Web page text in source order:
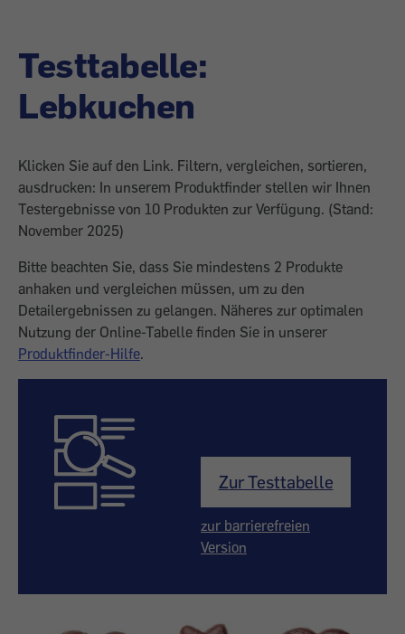
Testtabelle:
Lebkuchen
Klicken Sie auf den Link. Filtern, vergleichen, sortieren,
ausdrucken: In unserem Produktfinder stellen wir Ihnen
Testergebnisse von 10 Produkten zur Verfügung. (Stand:
November 2025)
Bitte beachten Sie, dass Sie mindestens 2 Produkte
anhaken und vergleichen müssen, um zu den
Detailergebnissen zu gelangen. Näheres zur optimalen
Nutzung der Online-Tabelle finden Sie in unserer
Produktfinder-Hilfe.
Zur Testtabelle
zur barrierefreien
Version